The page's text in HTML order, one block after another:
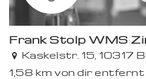
Frank Stolp WMS
Kaskelstr. 15, 10317
1,58 km von dir entfernt